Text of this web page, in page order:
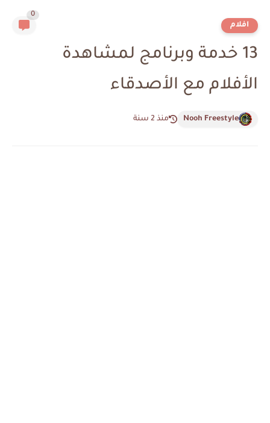
افلام
0
13 خدمة وبرنامج لمشاهدة
الأفلام مع الأصدقاء
Nooh Freestyle منذ 2 سنة